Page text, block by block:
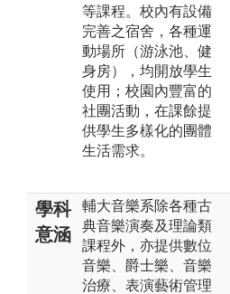
等課程。校內有設備
完善之宿舍，各種運
動場所（游泳池、健
身房），均開放學生
使用；校園內豐富的
社團活動，在課餘提
供學生多樣化的團體
生活需求。
學科
意涵
輔大音樂系除各種古
典音樂演奏及理論類
課程外，亦提供數位
音樂、爵士樂、音樂
治療、表演藝術管理